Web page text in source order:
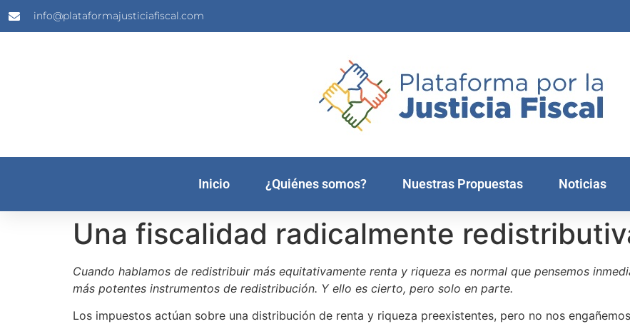
info@plataformajusticiafiscal.com
Inicio ¿Quiénes somos? Nuestras Propuestas Noticias
Una fiscalidad radicalmente
Cuando hablamos de redistribuir más equitativamente renta y riqueza es normal que pensemos
más potentes instrumentos de redistribución. Y ello es cierto, pero solo en parte.
Los impuestos actúan sobre una distribución de renta y riqueza preexistentes, pero no nos